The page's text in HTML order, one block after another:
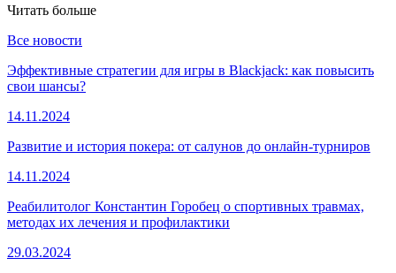
Читать больше
Все новости
Эффективные стратегии для игры в Blackjack: как повысить
свои шансы?
14.11.2024
Развитие и история покера: от салунов до онлайн-турниров
14.11.2024
Реабилитолог Константин Горобец о спортивных травмах,
методах их лечения и профилактики
29.03.2024